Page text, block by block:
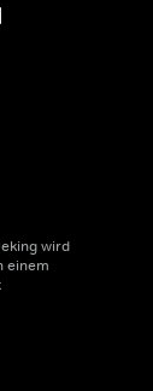
wird
einem